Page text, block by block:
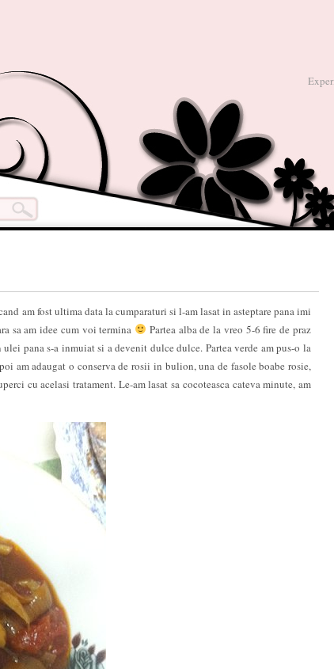
am fost ultima data la cumparaturi si l-am lasat in asteptare pana imi
sa am idee cum voi termina
Partea alba de la vreo 5-6 fire de praz
pana s-a inmuiat si a devenit dulce dulce. Partea verde am pus-o la
am adaugat o conserva de rosii in bulion, una de fasole boabe rosie,
cu acelasi tratament. Le-am lasat sa cocoteasca cateva minute, am